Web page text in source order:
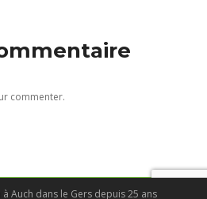
commenter.
Auch dans le Gers depuis 25 ans